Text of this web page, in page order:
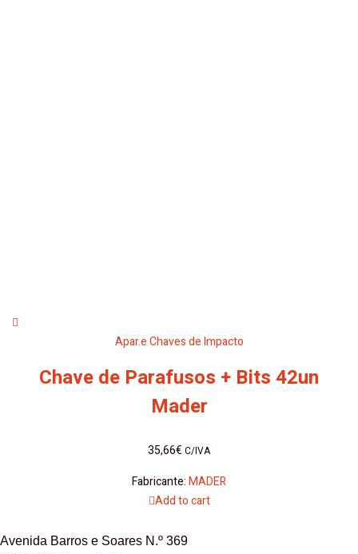
Apar.e Chaves de Impacto
Chave de Parafusos + Bits 42un
Mader
35,66€ C/IVA
Fabricante:MADER
Add to cart
Avenida Barros e Soares N.º 369